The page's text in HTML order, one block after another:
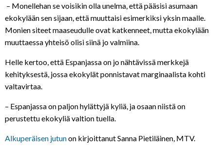
– Monellehan se voisikin olla unelma, että pääsisi asumaan
ekokylään sen sijaan, että muuttaisi esimerkiksi yksin maalle.
Monien siteet maaseudulle ovat katkenneet, mutta ekokylään
muuttaessa yhteisö olisi siinä jo valmiina.
Helle kertoo, että Espanjassa on jo nähtävissä merkkejä
kehityksestä, jossa ekokylät ponnistavat marginaalista kohti
valtavirtaa.
– Espanjassa on paljon hylättyjä kyliä, ja osaan niistä on
perustettu ekokyliä valtion tuella.
Alkuperäisen jutunon kirjoittanut Sanna Pietiläinen, MTV.